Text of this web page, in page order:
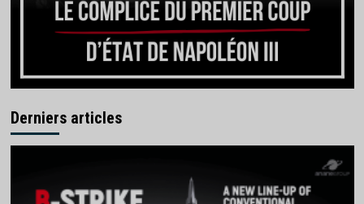
Derniers articles